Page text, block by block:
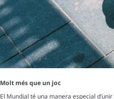
Molt més que un joc
El Mundial té una manera especial